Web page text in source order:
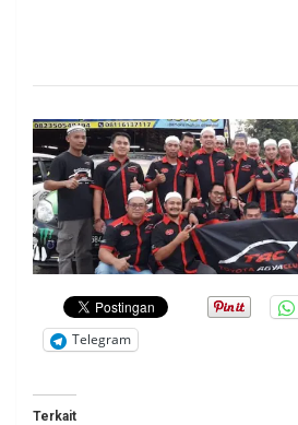
Telegram
Terkait